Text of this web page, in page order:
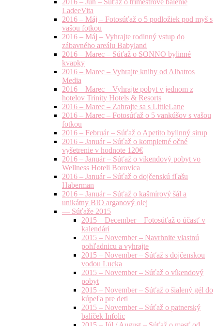
2016 – Jún – Súťaž o trimestrové balenie
LadeeVita
2016 – Máj – Fotosúťaž o 5 podložiek pod myš s
vašou fotkou
2016 – Máj – Vyhrajte rodinný vstup do
zábavného areálu Babyland
2016 – Marec – Súťaž o SONNO bylinné
kvapky
2016 – Marec – Vyhrajte knihy od Albatros
Media
2016 – Marec – Vyhrajte pobyt v jednom z
hotelov Trinity Hotels & Resorts
2016 – Marec – Zahrajte sa s LittleLane
2016 – Marec – Fotosúťaž o 5 vankúšov s vašou
fotkou
2016 – Február – Súťaž o Apetito bylinný sirup
2016 – Január – Súťaž o kompletné očné
vyšetrenie v hodnote 120€
2016 – Január – Súťaž o víkendový pobyt vo
Wellness Hoteli Borovica
2016 – Január – Súťaž o dojčenskú fľašu
Haberman
2016 – Január – Súťaž o kašmírový šál a
unikátny BIO arganový olej
— Súťaže 2015
2015 – December – Fotosúťaž o účasť v
kalendári
2015 – November – Navrhnite vlastnú
pohľadnicu a vyhrajte
2015 – November – Súťaž s dojčenskou
vodou Lucka
2015 – November – Súťaž o víkendový
pobyt
2015 – November – Súťaž o šialený gél do
kúpeľa pre deti
2015 – November – Súťaž o patnerský
balíček Infolic